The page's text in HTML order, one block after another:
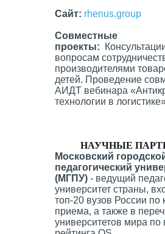
Сайт: rhenus.group
Совместные
проекты:
вопросам
производителями
детей. Проведение
АИДТ вебинара
технологии в
НАУЧНЫЕ
Московский
педагогический
(МГПУ)- ведущий
университет страны,
топ-20 вузов России по
приема, а также в
университетов мира по